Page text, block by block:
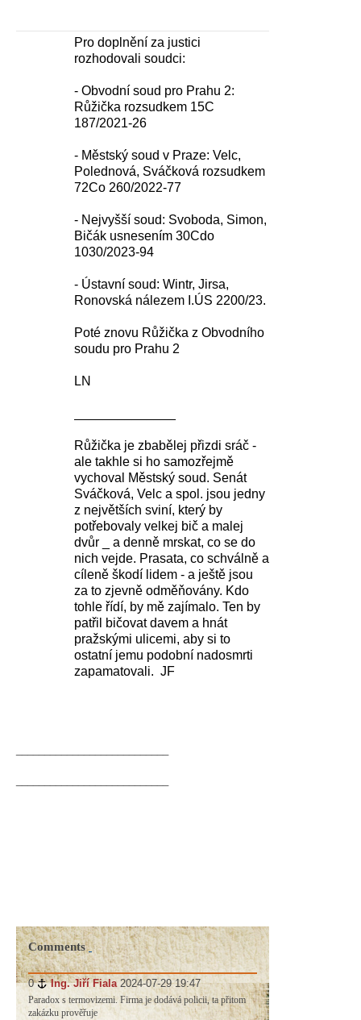
Pro doplnění za justici
rozhodovali soudci:
- Obvodní soud pro Prahu 2:
Růžička rozsudkem 15C
187/2021-26
- Městský soud v Praze: Velc,
Polednová, Sváčková rozsudkem
72Co 260/2022-77
- Nejvyšší soud: Svoboda, Simon,
Bičák usnesením 30Cdo
1030/2023-94
- Ústavní soud: Wintr, Jirsa,
Ronovská nálezem I.ÚS 2200/23.
Poté znovu Růžička z Obvodního
soudu pro Prahu 2
LN
Růžička je zbabělej přizdi sráč -
ale takhle si ho samozřejmě
vychoval Městský soud. Senát
Sváčková, Velc a spol. jsou jedny
z největších sviní, který by
potřebovaly velkej bič a malej
dvůr _ a denně mrskat, co se do
nich vejde. Prasata, co schválně a
cíleně škodí lidem - a ještě jsou
za to zjevně odměňovány. Kdo
tohle řídí, by mě zajímalo. Ten by
patřil bičovat davem a hnát
pražskými ulicemi, aby si to
ostatní jemu podobní nadosmrti
zapamatovali. JF
Comments
0 # Ing. Jiří Fiala 2024-07-29 19:47
Paradox s termovizemi. Firma je dodává policii, ta přitom
zakázku prověřuje